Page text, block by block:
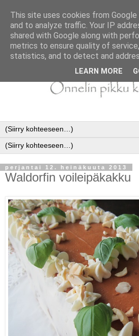
perjantai 12. heinäkuuta 2013
Waldorfin voileipäkakku
This site uses cookies from
and to analyze traffic. Your IP
shared with Google along with
metrics to ensure quality of
statistics, and to detect and
LEARN MORE